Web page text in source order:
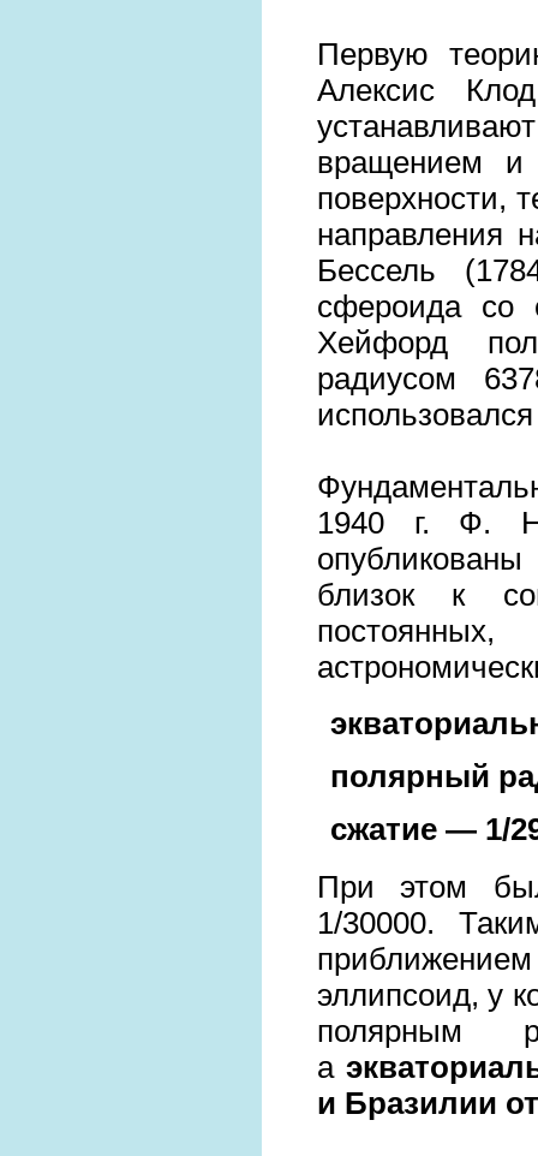
Первую
Алексис
вращением и
поверхности,
направления
Бессель
сфероида со
Хейфорд
радиусом
1940 г. Ф.
близок к
полярный
сжатие — 1/
При этом
1/30000.
эллипсоид, у
полярным
а
и Бразилии